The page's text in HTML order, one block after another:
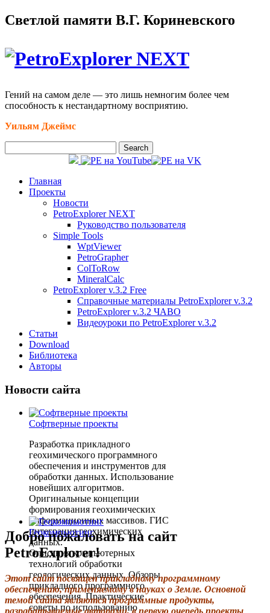
Светлой памяти В.Г. Кориневского
Гений на самом деле — это лишь немногим более чем
способность к нестандартному восприятию.
Уильям Джеймс
Главная
Проекты
Новости
PetroExplorer NEXT
Руководство пользователя
Simple Tools
WptViewer
PetroGrapher
ColToRow
MineralCalc
PetroExplorer v.3.2 Free
Справочные материалы PetroExplorer v.3.2
PetroExplorer v.3.2 ЧАВО
Видеоуроки по PetroExplorer v.3.2
Статьи
Download
Библиотека
Авторы
Новости сайта
Софтверные проекты
Разработка прикладного
геохимического программного
обеспечения и инструментов для
обработки данных. Использование
новейших алгоритмов.
Оригинальные концепции
формирования геохимических
информационных массивов. ГИС
интеграция геохимических
данных.
Геокомпьютинг
Описания компьютерных
технологий обработки
геологических данных. Обзоры
прикладного программного
обеспечения. Практические
советы по использованию
Добро пожаловать на сайт
PetroExplorer!
Этот сайт посвящен прикладному программному
обеспечению, применяемому в науках о Земле. Основной
темой сайта являются программные продукты,